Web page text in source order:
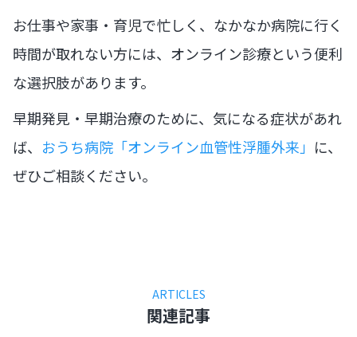
お仕事や家事・育児で忙しく、なかなか病院に行く
時間が取れない方には、オンライン診療という便利
な選択肢があります。
早期発見・早期治療のために、気になる症状があれ
ば、 おうち病院「オンライン血管性浮腫外来」 に、
ぜひご相談ください。
ARTICLES
関連記事